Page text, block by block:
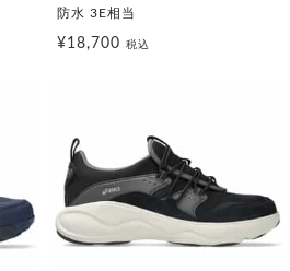
防水 3E相当
¥18,700 税込